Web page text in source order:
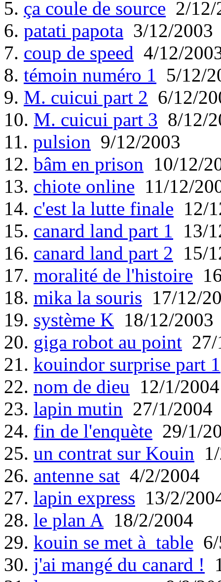
5. ça coule de source 2/12/
6. patati papota 3/12/2003
7. coup de speed 4/12/
8. témoin numéro 1 5/12/
9. M. cuicui part 2 6/12/
10. M. cuicui part 3 8/12/
11. pulsion 9/12/2003
12. bâm en prison 10/12/
13. chiote online 11/12/
14. c'est la lutte finale 12/
15. canard land part 1 13/
16. canard land part 2 15/
17. moralité de l'histoire
18. mika la souris 17/12/
19. système K 18/12/2003
20. giga robot au point
21. kouindor surprise part 1
22. nom de dieu 12/1/2004
23. lapin mutin 27/1/2004
24. fin de l'enquète 29/1/
25. un contrat sur Kouin
26. antenne sat 4/2/2004
27. lapin express 13/2/
28. le plan A 18/2/2004
29. kouin se met à table
30. j'ai mangé du canard !